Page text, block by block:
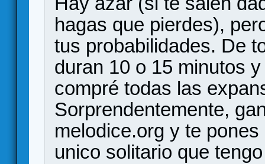
hagas que pierdes),
tus probabilidades. De
duran 10 o 15 minutos
compré todas las
Sorprendentemente,
melodice.org y te
unico solitario que tengo